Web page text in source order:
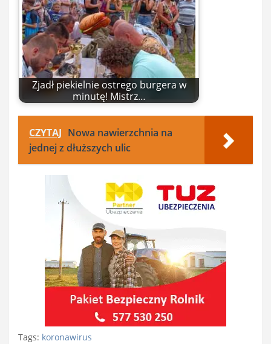
Zjadł piekielnie ostrego burgera w
minutę! Mistrz…
CZYTAJ Nowa nawierzchnia na
jednej z dłuższych ulic
Tags: koronawirus